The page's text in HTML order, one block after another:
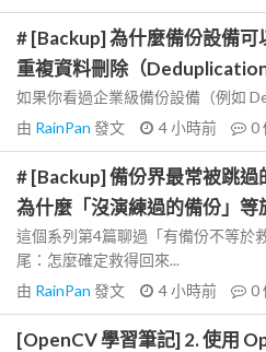
# [Backup] 為什麼備份設備可
重複資料刪除（Deduplication
如果你看過企業級備份設備（例如
由 RainPan 發文 4 小時前 0
# [Backup] 備份界最常被跳
為什麼「沒演練過的備份」等
這個系列第4篇聊過「有備份不等於
尾：怎麼確定救得回來...
由 RainPan 發文 4 小時前 0
[OpenCV 學習筆記] 2. 使用